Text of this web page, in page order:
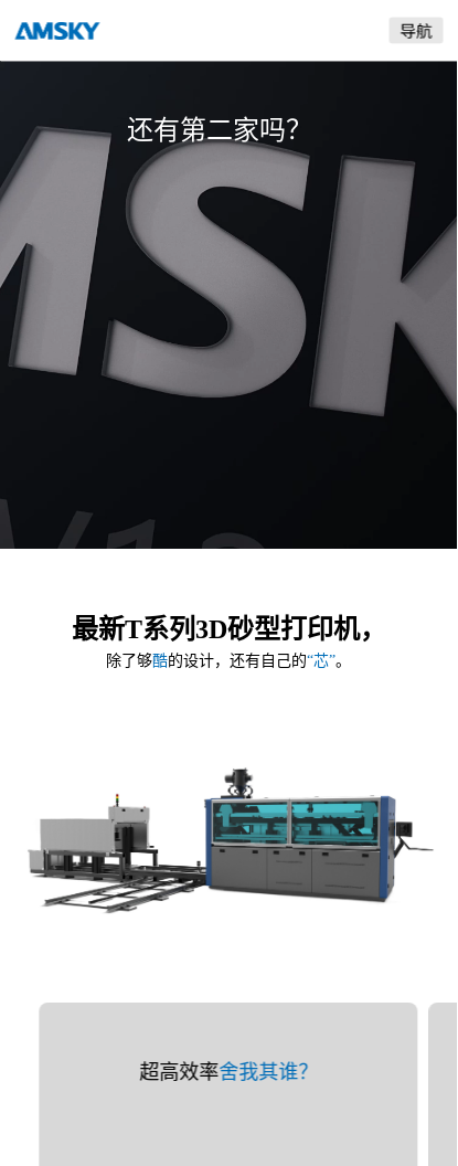
还有第二家吗？
最新T系列3D砂型打印机，
除了够酷的设计，还有自己的“芯”。
超高效率舍我其谁？